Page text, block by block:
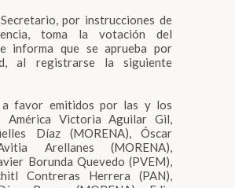
por instrucciones de
toma la votación del
informa que se aprueba por
al registrarse la siguiente
favor emitidos por las y los
América Victoria Aguilar Gil,
Díaz (MORENA), Óscar
Arellanes (MORENA),
Borunda Quevedo (PVEM),
Contreras Herrera (PAN),